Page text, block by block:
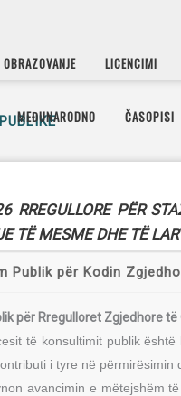
OBRAZOVANJE LICENCIMI
MEĐUNARODNO ČASOPISI
RREGULLORE PËR
TË MESME DHE TË
Publik për Kodin
për Rregulloret Zgjedhore të
të konsultimit publik
i tyre në përmirësimin
avancimin e mëtejshëm